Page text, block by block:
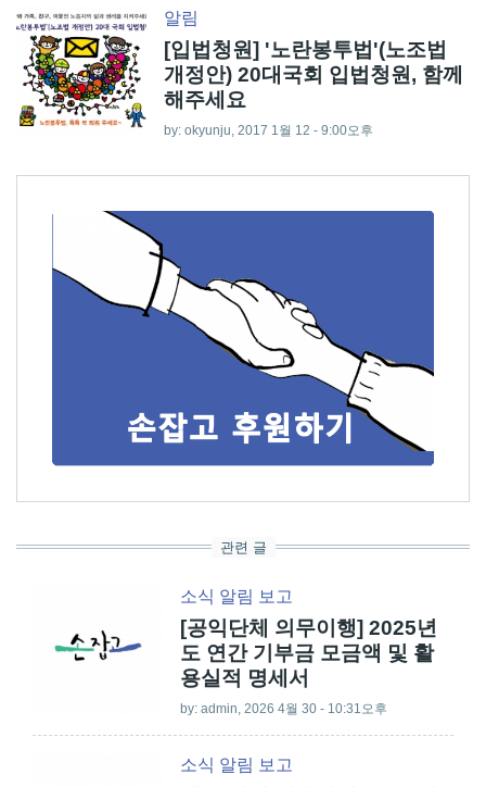
알림
[입법청원] '노란봉투법'(노조법
개정안) 20대국회 입법청원, 함께
해주세요
by: okyunju, 2017 1월 12 - 9:00오후
관련 글
소식 알림 보고
[공익단체 의무이행] 2025년
도 연간 기부금 모금액 및 활
용실적 명세서
by: admin, 2026 4월 30 - 10:31오후
소식 알림 보고